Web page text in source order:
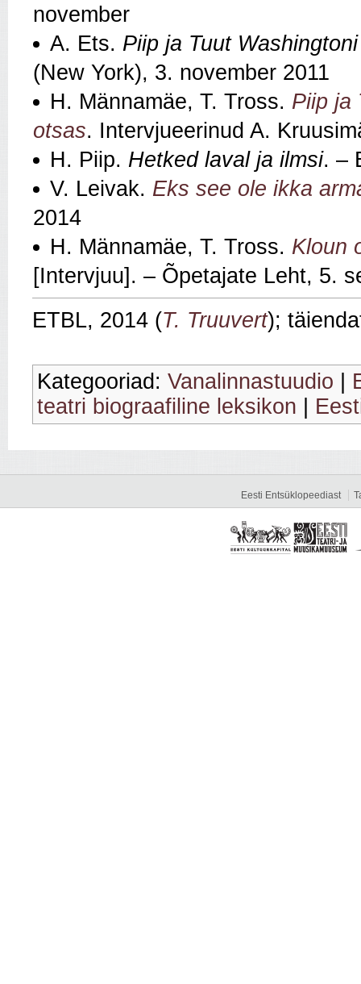
november
A. Ets. Piip ja Tuut
(New York), 3. november 2011
H. Männamäe, T. Tross. Piip ja
otsas. Intervjueerinud A.
H. Piip. Hetked laval ja ilmsi. –
V. Leivak. Eks see ole ikka
2014
H. Männamäe, T. Tross. Kloun
[Intervjuu]. – Õpetajate Leht, 5.
ETBL, 2014 (T. Truuvert);
Kategooriad: Vanalinnastuudio
teatri biograafiline leksikon
Eesti Entsüklopeediast